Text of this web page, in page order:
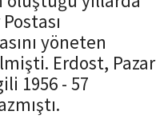
yöneten
Erdost, Pazar
1956 - 57